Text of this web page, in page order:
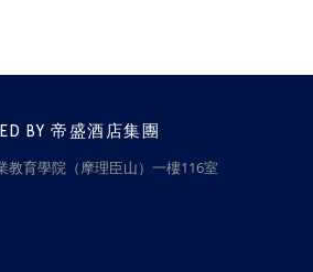
BY 帝盛酒店集團
教育學院（摩理臣山）一樓116室